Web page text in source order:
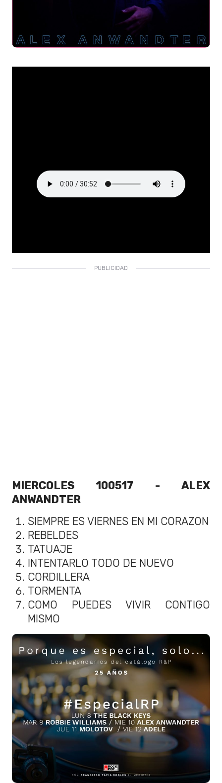
MIERCOLES 100517 - ALEX
ANWANDTER
SIEMPRE ES VIERNES EN MI CORAZON
REBELDES
TATUAJE
INTENTARLO TODO DE NUEVO
CORDILLERA
TORMENTA
COMO PUEDES VIVIR CONTIGO
MISMO